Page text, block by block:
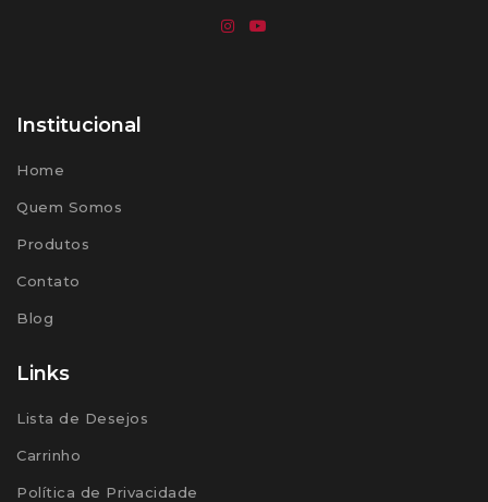
Institucional
Home
Quem Somos
Produtos
Contato
Blog
Links
Lista de Desejos
Carrinho
Política de Privacidade